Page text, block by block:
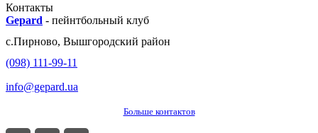
Контакты
Gepard - пейнтбольный клуб
с.Пирново, Вышгородский район
(098) 111-99-11
info@gepard.ua
Больше контактов